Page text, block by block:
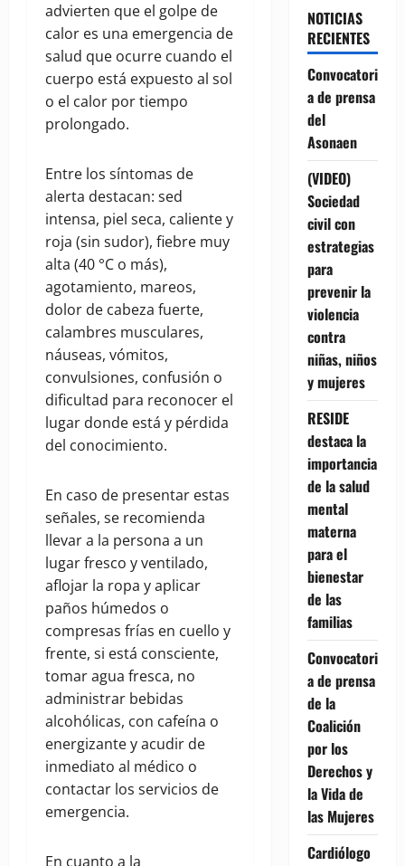
advierten que el golpe de
calor es una emergencia de
salud que ocurre cuando el
cuerpo está expuesto al sol
o el calor por tiempo
prolongado.
Entre los síntomas de
alerta destacan: sed
intensa, piel seca, caliente y
roja (sin sudor), fiebre muy
alta (40 °C o más),
agotamiento, mareos,
dolor de cabeza fuerte,
calambres musculares,
náuseas, vómitos,
convulsiones, confusión o
dificultad para reconocer el
lugar donde está y pérdida
del conocimiento.
En caso de presentar estas
señales, se recomienda
llevar a la persona a un
lugar fresco y ventilado,
aflojar la ropa y aplicar
paños húmedos o
compresas frías en cuello y
frente, si está consciente,
tomar agua fresca, no
administrar bebidas
alcohólicas, con cafeína o
energizante y acudir de
inmediato al médico o
contactar los servicios de
emergencia.
En cuanto a la
NOTICIAS
RECIENTES
Convocatori
a de prensa
del
Asonaen
(VIDEO)
Sociedad
civil con
estrategias
para
prevenir la
violencia
contra
niñas, niños
y mujeres
RESIDE
destaca la
importancia
de la salud
mental
materna
para el
bienestar
de las
familias
Convocatori
a de prensa
de la
Coalición
por los
Derechos y
la Vida de
las Mujeres
Cardiólogo